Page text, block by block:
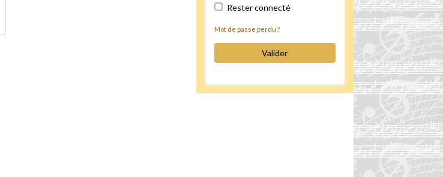
Rester connecté
Mot de passe perdu ?
Valider